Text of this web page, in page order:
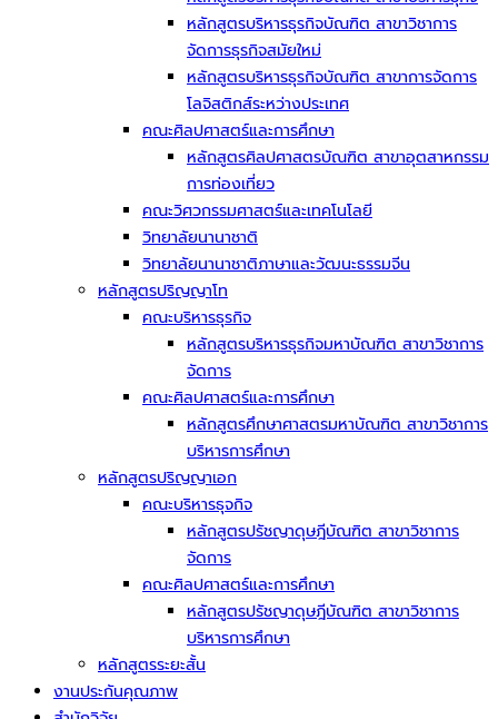
หลักสูตรบริหารธุรกิจบัณฑิต สาขาวิชาการ
จัดการธุรกิจสมัยใหม่
หลักสูตรบริหารธุรกิจบัณฑิต สาขาการจัดการ
โลจิสติกส์ระหว่างประเทศ
คณะศิลปศาสตร์และการศึกษา
หลักสูตรศิลปศาสตรบัณฑิต สาขาอุตสาหกรรม
การท่องเที่ยว
คณะวิศวกรรมศาสตร์และเทคโนโลยี
วิทยาลัยนานาชาติ
วิทยาลัยนานาชาติภาษาและวัฒนะธรรมจีน
หลักสูตรปริญญาโท
คณะบริหารธุรกิจ
หลักสูตรบริหารธุรกิจมหาบัณฑิต สาขาวิชาการ
จัดการ
คณะศิลปศาสตร์และการศึกษา
หลักสูตรศึกษาศาสตรมหาบัณฑิต สาขาวิชาการ
บริหารการศึกษา
หลักสูตรปริญญาเอก
คณะบริหารธุจกิจ
หลักสูตรปรัชญาดุษฎีบัณฑิต สาขาวิชาการ
จัดการ
คณะศิลปศาสตร์และการศึกษา
หลักสูตรปรัชญาดุษฎีบัณฑิต สาขาวิชาการ
บริหารการศึกษา
หลักสูตรระยะสั้น
งานประกันคุณภาพ